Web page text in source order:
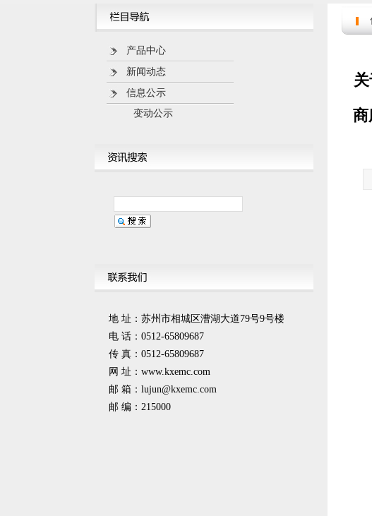
产品中心
新闻动态
信息公示
变动公示
地 址：苏州市相城区漕湖大道79号9号楼
电 话：0512-65809687
传 真：0512-65809687
网 址：www.kxemc.com
邮 箱：lujun@kxemc.com
邮 编：215000
商